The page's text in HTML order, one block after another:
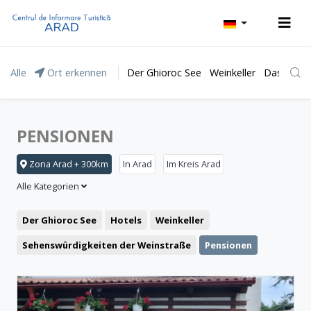
Alle Ort erkennen Der Ghioroc See Weinkeller Das
PENSIONEN
Zona Arad + 300km In Arad
Im Kreis Arad
Alle Kategorien
Der Ghioroc See Hotels
Weinkeller
Sehenswürdigkeiten der Weinstraße
Pensionen
Motel
Restaurant
Das Naturpark „Lunca Mureșului”